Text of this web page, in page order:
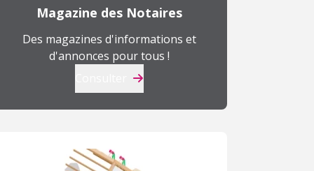
Magazine des Notaires
Des magazines d'informations et
d'annonces pour tous !